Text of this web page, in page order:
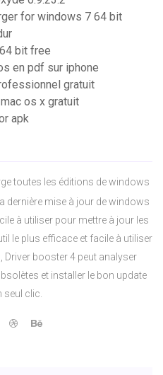
for windows 7 64 bit
bit free
en pdf sur iphone
gratuit
os x gratuit
apk
toutes les éditions de windows
dernière mise à jour de windows
à utiliser pour mettre à jour les
le plus efficace et facile à utiliser
Driver booster 4 peut analyser
et installer le bon update
seul clic.